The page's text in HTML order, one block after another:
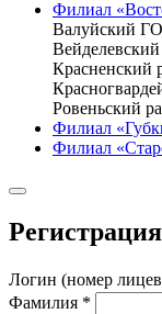
Филиал
Валуйский ГО
Красненский
Ровеньский
Филиал
Филиал
Регистрация
Логин (номер
Фамилия *